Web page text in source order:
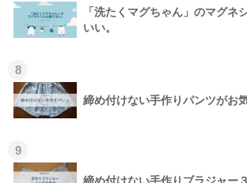
「洗たくマグちゃん」のマグネ
いい。
8
締め付けない手作りパンツがお
9
締め付けない手作りブラジャー